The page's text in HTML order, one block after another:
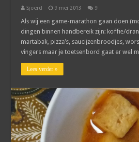
Sjoerd 9 mei 2013 9
Als wij een game-marathon gaan doen
dingen binnen handbereik zijn: koffie/
martabak, pizza’s, saucijzenbroodjes,
vingers maar je toetsenbord gaat er wel
Lees verder »